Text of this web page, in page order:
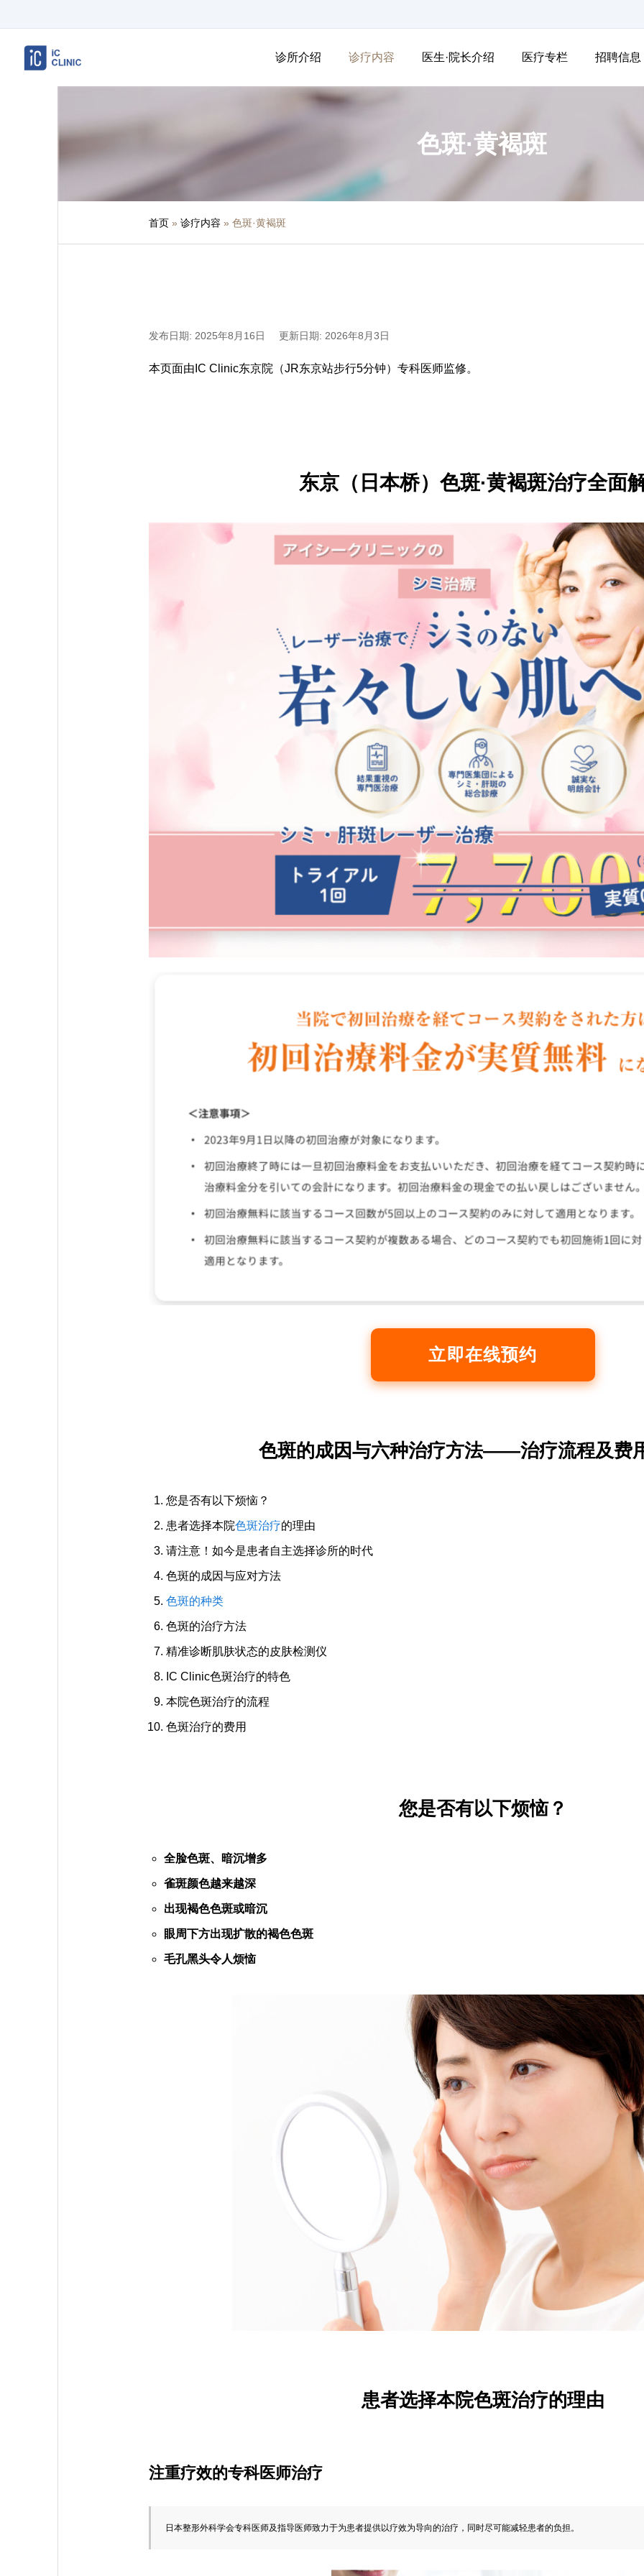
诊所介绍 诊疗内容 医生·院长介绍 医疗专栏 招聘信息
色斑·黄褐斑
首页 » 诊疗内容 » 色斑·黄褐斑
发布日期: 2025年8月16日 更新日期: 2026年8月3日
本页面由IC Clinic东京院（JR东京站步行5分钟）专科医师监修。
东京（日本桥）色斑·黄褐斑治疗全面
立即在线预约
色斑的成因与六种治疗方法——治疗流程及费
您是否有以下烦恼？
患者选择本院色斑治疗的理由
请注意！如今是患者自主选择诊所的时代
色斑的成因与应对方法
色斑的种类
色斑的治疗方法
精准诊断肌肤状态的皮肤检测仪
IC Clinic色斑治疗的特色
本院色斑治疗的流程
色斑治疗的费用
您是否有以下烦恼？
全脸色斑、暗沉增多
雀斑颜色越来越深
出现褐色色斑或暗沉
眼周下方出现扩散的褐色色斑
毛孔黑头令人烦恼
患者选择本院色斑治疗的理由
注重疗效的专科医师治疗
日本整形外科学会专科医师及指导医师致力于为患者提供以疗效为导向的治疗，同时尽可能减轻患者的负担。